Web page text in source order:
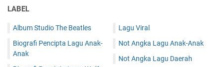
LABEL
Album Studio The Beatles
Biografi Pencipta Lagu Anak-
Anak
Lagu Viral
Not Angka Lagu Anak-Anak
Not Angka Lagu Daerah